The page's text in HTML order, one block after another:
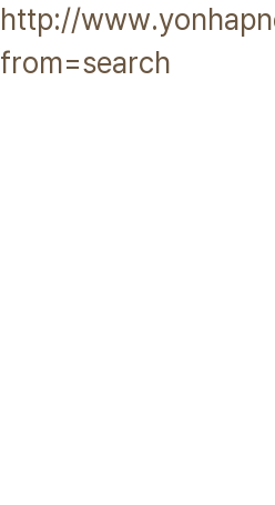
http://
from=search